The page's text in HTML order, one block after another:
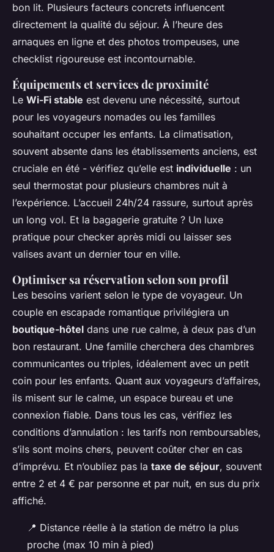
bon lit. Plusieurs facteurs concrets influencent
directement la qualité du séjour. À l’heure des
arnaques en ligne et des photos trompeuses, une
checklist rigoureuse est incontournable.
Équipements et services de proximité
Le Wi-Fi stable est devenu une nécessité, surtout
pour les voyageurs nomades ou les familles
souhaitant occuper les enfants. La climatisation,
souvent absente dans les établissements anciens, est
cruciale en été - vérifiez qu’elle est individuelle : un
seul thermostat pour plusieurs chambres nuit à
l’expérience. L’accueil 24h/24 rassure, surtout après
un long vol. Et la bagagerie gratuite ? Un luxe
pratique pour checker après midi ou laisser ses
valises avant un dernier tour en ville.
Optimiser sa réservation selon son profil
Les besoins varient selon le type de voyageur. Un
couple en escapade romantique privilégiera un
boutique-hôtel dans une rue calme, à deux pas d’un
bon restaurant. Une famille cherchera des chambres
communicantes ou triples, idéalement avec un petit
coin pour les enfants. Quant aux voyageurs d’affaires,
ils misent sur le calme, un espace bureau et une
connexion fiable. Dans tous les cas, vérifiez les
conditions d’annulation : les tarifs non remboursables,
s’ils sont moins chers, peuvent coûter cher en cas
d’imprévu. Et n’oubliez pas la taxe de séjour, souvent
entre 2 et 4 € par personne et par nuit, en sus du prix
affiché.
📍 Distance réelle à la station de métro la plus
proche (max 10 min à pied)